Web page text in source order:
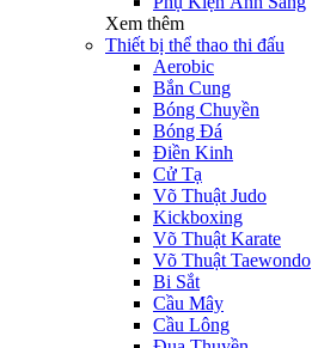
Xem thêm
Thiết bị thể thao thi đấu
Aerobic
Bắn Cung
Bóng Chuyền
Bóng Đá
Điền Kinh
Cử Tạ
Võ Thuật Judo
Kickboxing
Võ Thuật Karate
Võ Thuật Taewondo
Bi Sắt
Cầu Mây
Cầu Lông